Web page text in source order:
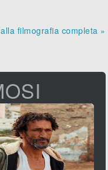
filmografia completa »